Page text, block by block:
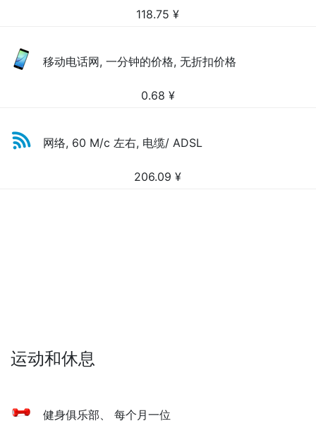
118.75 ¥
移动电话网, 一分钟的价格, 无折扣价格
0.68 ¥
网络, 60 M/c 左右, 电缆/ ADSL
206.09 ¥
运动和休息
健身俱乐部、 每个月一位